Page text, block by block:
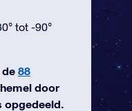
tot -90°
de 88
door
opgedeeld.